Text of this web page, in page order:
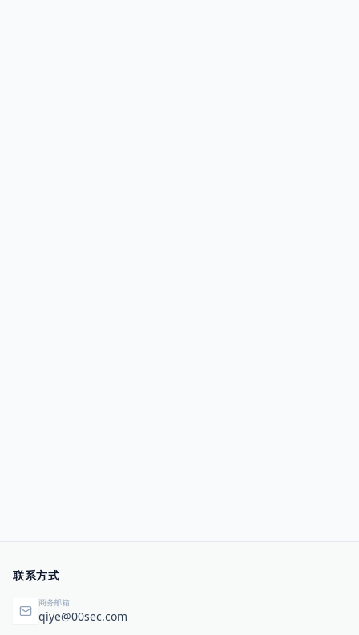
联系方式
商务邮箱
qiye@00sec.com